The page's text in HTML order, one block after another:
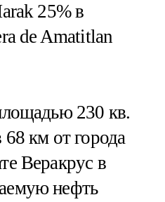
25% в
de Amatitlan
230 кв.
км от города
Веракрус в
нефть